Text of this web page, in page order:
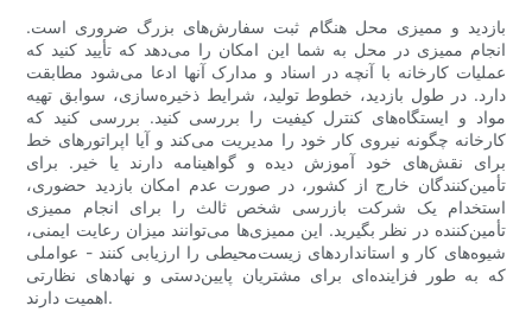
بازدید و ممیزی محل هنگام ثبت سفارش‌های بزرگ ضروری است.
انجام ممیزی در محل به شما این امکان را می‌دهد که تأیید کنید که
عملیات کارخانه با آنچه در اسناد و مدارک آنها ادعا می‌شود مطابقت
دارد. در طول بازدید، خطوط تولید، شرایط ذخیره‌سازی، سوابق تهیه
مواد و ایستگاه‌های کنترل کیفیت را بررسی کنید. بررسی کنید که
کارخانه چگونه نیروی کار خود را مدیریت می‌کند و آیا اپراتورهای خط
برای نقش‌های خود آموزش دیده و گواهینامه دارند یا خیر. برای
تأمین‌کنندگان خارج از کشور، در صورت عدم امکان بازدید حضوری،
استخدام یک شرکت بازرسی شخص ثالث را برای انجام ممیزی
تأمین‌کننده در نظر بگیرید. این ممیزی‌ها می‌توانند میزان رعایت ایمنی،
شیوه‌های کار و استانداردهای زیست‌محیطی را ارزیابی کنند - عواملی
که به طور فزاینده‌ای برای مشتریان پایین‌دستی و نهادهای نظارتی
اهمیت دارند.